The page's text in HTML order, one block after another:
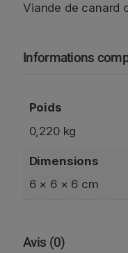
Viande de canard
Informations
Poids
0,220 kg
Dimensions
6 × 6 × 6 cm
Avis (0)